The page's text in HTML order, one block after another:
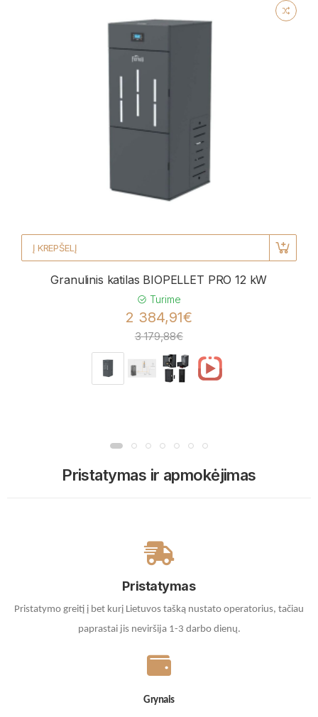
Į KREPŠELĮ
Granulinis katilas BIOPELLET PRO 12 kW
Turime
2 384,91€
3 179,88€
Pristatymas ir apmokėjimas
Pristatymas
Pristatymo greitį į bet kurį Lietuvos tašką nustato operatorius, tačiau
paprastai jis neviršija 1-3 darbo dienų.
Grynais